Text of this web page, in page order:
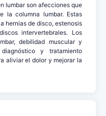
lumbar son afecciones que
la columna lumbar. Estas
hernias de disco, estenosis
intervertebrales. Los
debilidad muscular y
y tratamiento
aliviar el dolor y mejorar la